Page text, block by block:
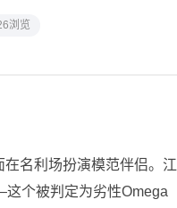
浏览
名利场扮演模范伴侣。江
个被判定为劣性Omega